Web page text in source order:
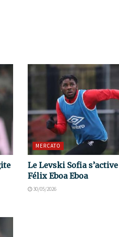
MERCATO
Le Levski Sofia
Félix Eboa Eboa
30/05/2026